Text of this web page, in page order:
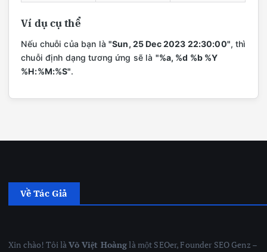
Ví dụ cụ thể
Nếu chuỗi của bạn là"Sun, 25 Dec 2023 22:30:00", thì
chuỗi định dạng tương ứng sẽ là "%a, %d %b %Y
%H:%M:%S".
Về Tác Giả
Xin chào! Tôi làVõ Việt Hoànglà một SEOer, Founder SEO Genz –